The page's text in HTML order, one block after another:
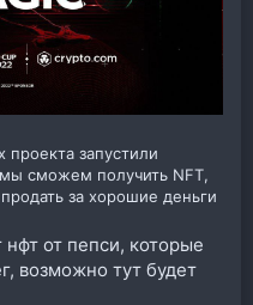
запустили
сможем получить NFT,
за хорошие деньги
от пепси, которые
возможно тут будет